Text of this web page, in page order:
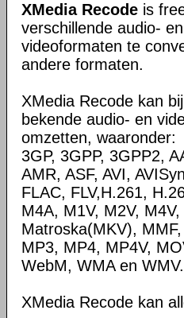
XMedia Recode is
verschillende audio- en
videoformaten te
andere formaten.
XMedia Recode kan
bekende audio- en
omzetten, waaronder:
3GP, 3GPP, 3GPP2,
AMR, ASF, AVI,
FLAC, FLV,H.261,
M4A, M1V, M2V, M4V,
Matroska(MKV),
MP3, MP4, MP4V,
WebM, WMA en WMV.
XMedia Recode kan